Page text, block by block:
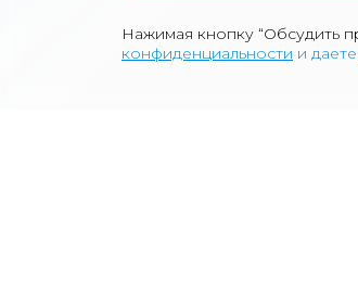
Нажимая кнопку “Обсудить
конфиденциальности и даете